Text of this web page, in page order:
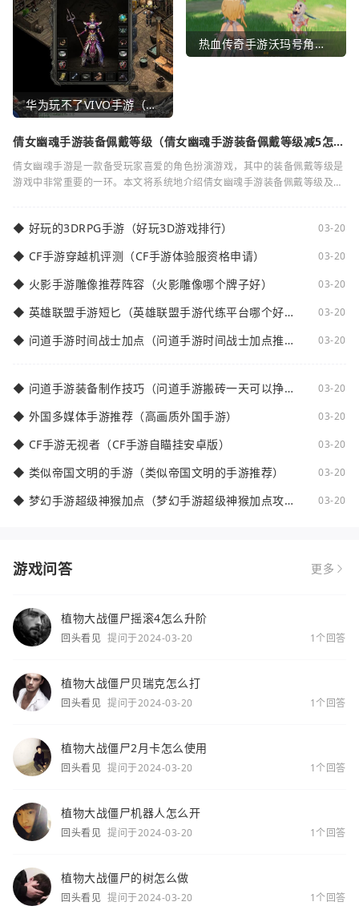
华为玩不了VIVO手游（华为玩不了VIVO手游怎么办）
热血传奇手游沃玛号角（热血传奇沃玛装备隐藏属性）
倩女幽魂手游装备佩戴等级（倩女幽魂手游装备佩戴等级减5怎么
倩女幽魂手游是一款备受玩家喜爱的角色扮演游戏，其中的装备佩戴等级是
游戏中非常重要的一环。本文将系统地介绍倩女幽魂手游装备佩戴等级及其
◆ 好玩的3DRPG手游（好玩3D游戏排行） 03-20
◆ CF手游穿越机评测（CF手游体验服资格申请） 03-20
◆ 火影手游雕像推荐阵容（火影雕像哪个牌子好） 03-20
◆ 英雄联盟手游短匕（英雄联盟手游代练平台哪个好
03-20
◆ 问道手游时间战士加点（问道手游时间战士加点推
03-20
◆ 问道手游装备制作技巧（问道手游搬砖一天可以挣多
03-20
◆ 外国多媒体手游推荐（高画质外国手游） 03-20
◆ CF手游无视者（CF手游自瞄挂安卓版） 03-20
◆ 类似帝国文明的手游（类似帝国文明的手游推荐） 03-20
◆ 梦幻手游超级神猴加点（梦幻手游超级神猴加点攻
03-20
游戏问答 更多
植物大战僵尸摇滚4怎么升阶
回头看见 提问于2024-03-20 1个回答
植物大战僵尸贝瑞克怎么打
回头看见 提问于2024-03-20 1个回答
植物大战僵尸2月卡怎么使用
回头看见 提问于2024-03-20 1个回答
植物大战僵尸机器人怎么开
回头看见 提问于2024-03-20 1个回答
植物大战僵尸的树怎么做
回头看见 提问于2024-03-20 1个回答